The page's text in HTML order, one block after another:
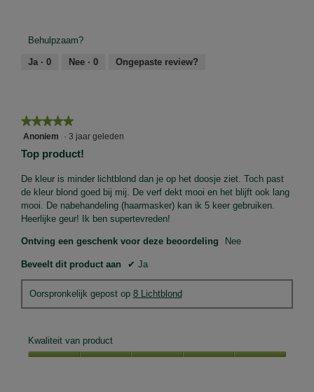
4
van
Behulpzaam?
Ja · 0 Nee · 0 Ongepaste review?
★★★★★
★★★★★
5
sterren.
Anoniem · 3 jaar geleden
Top product!
De kleur is minder lichtblond dan je op het doosje ziet. Toch past
de kleur blond goed bij mij. De verf dekt mooi en het blijft ook lang
mooi. De nabehandeling (haarmasker) kan ik 5 keer gebruiken.
Heerlijke geur! Ik ben supertevreden!
Ontving een geschenk voor deze beoordeling Nee
Beveelt dit product aan ✔ Ja
Oorspronkelijk gepost op 8 Lichtblond
Kwaliteit van product